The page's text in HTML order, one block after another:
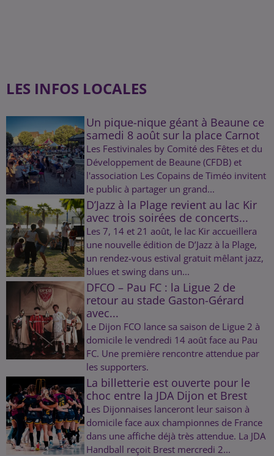
LES INFOS LOCALES
Un pique-nique géant à Beaune ce
samedi 8 août sur la place Carnot
Les Festivinales by Comité des Fêtes et du
Développement de Beaune (CFDB) et
l'association Les Copains de Timéo invitent
le public à partager un grand...
D’Jazz à la Plage revient au lac Kir
avec trois soirées de concerts...
Les 7, 14 et 21 août, le lac Kir accueillera
une nouvelle édition de D’Jazz à la Plage,
un rendez-vous estival gratuit mêlant jazz,
blues et swing dans un...
DFCO – Pau FC : la Ligue 2 de
retour au stade Gaston-Gérard
avec...
Le Dijon FCO lance sa saison de Ligue 2 à
domicile le vendredi 14 août face au Pau
FC. Une première rencontre attendue par
les supporters.
La billetterie est ouverte pour le
choc entre la JDA Dijon et Brest
Les Dijonnaises lanceront leur saison à
domicile face aux championnes de France
dans une affiche déjà très attendue. La JDA
Handball reçoit Brest mercredi 2...